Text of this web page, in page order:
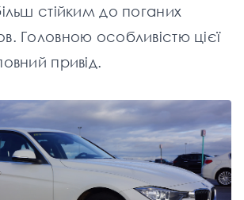
стійким до поганих
Головною особливістю цієї
привід.